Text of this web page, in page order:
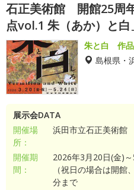
石正美術館 開館25周
点vol.1 朱（あか）と白
朱と白 作品
島根県・
展示会DATA
開催場
所：
浜田市立石正美術館
開催期
間：
2026年3月20日(金)
（祝日の場合は開
分まで